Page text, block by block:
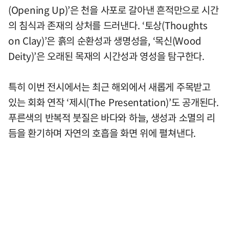
(Opening Up)’은 천을 사포로 갈아낸 흔적만으로 시간
의 침식과 존재의 상처를 드러낸다. ‘토상(Thoughts
on Clay)’은 흙의 순환성과 생명성을, ‘목신(Wood
Deity)’은 오래된 목재의 시간성과 영성을 탐구한다.
특히 이번 전시에서는 최근 해외에서 새롭게 주목받고
있는 회화 연작 ‘제시(The Presentation)’도 공개된다.
푸른색의 반복적 붓질은 바다와 하늘, 생성과 소멸의 리
듬을 환기하며 자연의 호흡을 화면 위에 펼쳐낸다.